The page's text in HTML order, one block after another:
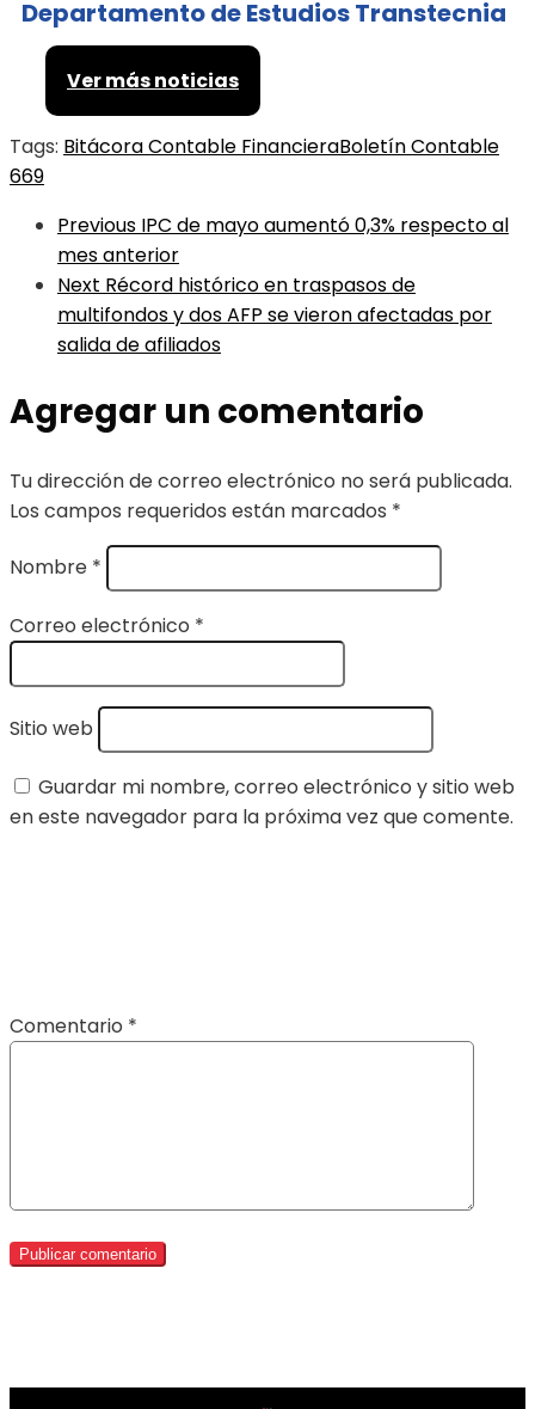
Departamento de Estudios Transtecnia
Ver más noticias
Tags: Bitácora Contable FinancieraBoletín Contable
669
Previous IPC de mayo aumentó 0,3% respecto al
mes anterior
Next Récord histórico en traspasos de
multifondos y dos AFP se vieron afectadas por
salida de afiliados
Agregar un comentario
Tu dirección de correo electrónico no será publicada.
Los campos requeridos están marcados *
Nombre *
Correo electrónico *
Sitio web
Guardar mi nombre, correo electrónico y sitio web
en este navegador para la próxima vez que comente.
Comentario *